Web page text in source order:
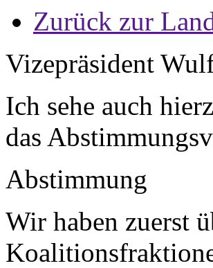
Zurück zur
Vizepräsident
Ich sehe auch
das
Abstimmung
Wir haben zuerst